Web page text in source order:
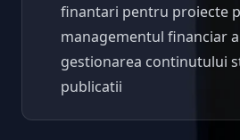
finantari pentru proiecte
managementul financiar
gestionarea continutului
publicatii